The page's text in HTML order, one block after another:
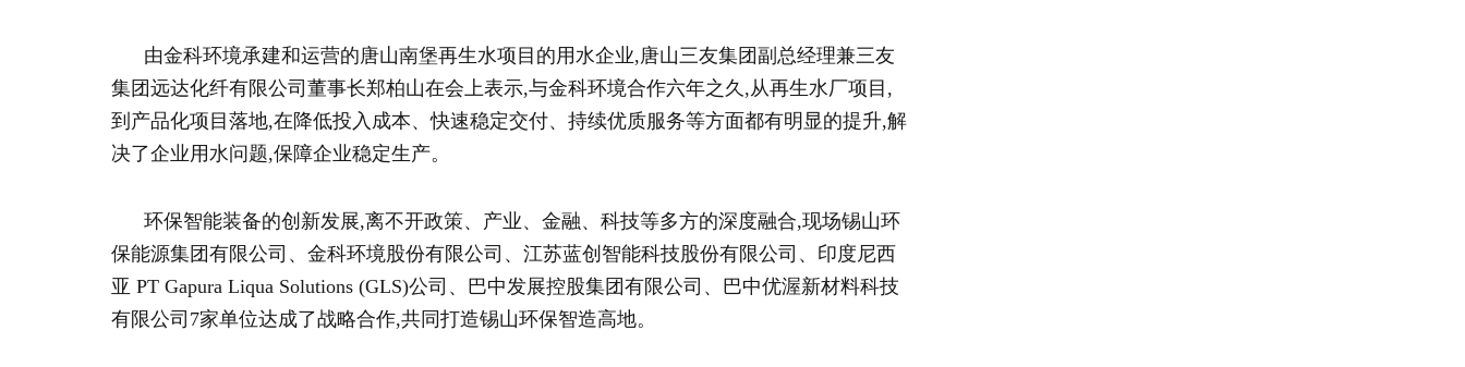
由金科环境承建和运营的唐山南堡再生水项目的用水企业,唐山三友集团副总经理兼三友
集团远达化纤有限公司董事长郑柏山在会上表示,与金科环境合作六年之久,从再生水厂项目,
到产品化项目落地,在降低投入成本、快速稳定交付、持续优质服务等方面都有明显的提升,解
决了企业用水问题,保障企业稳定生产。
环保智能装备的创新发展,离不开政策、产业、金融、科技等多方的深度融合,现场锡山环
保能源集团有限公司、金科环境股份有限公司、江苏蓝创智能科技股份有限公司、印度尼西
亚 PT Gapura Liqua Solutions (GLS)公司、巴中发展控股集团有限公司、巴中优渥新材料科技
有限公司7家单位达成了战略合作,共同打造锡山环保智造高地。